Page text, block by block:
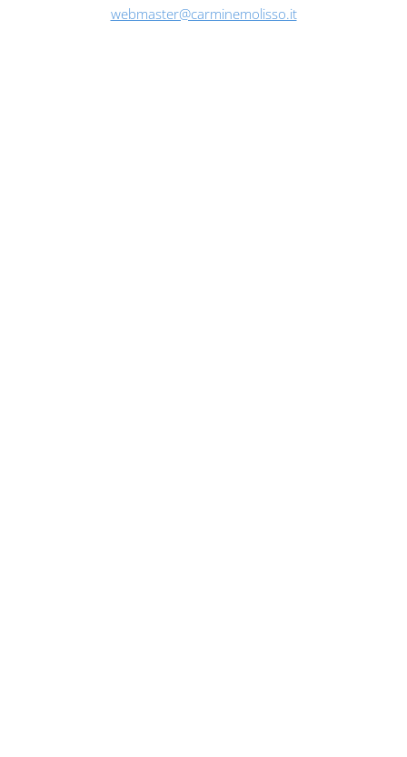
webmaster@carminemolisso.it